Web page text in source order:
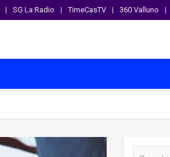
SG La Radio TimeCasTV 360 Valluno